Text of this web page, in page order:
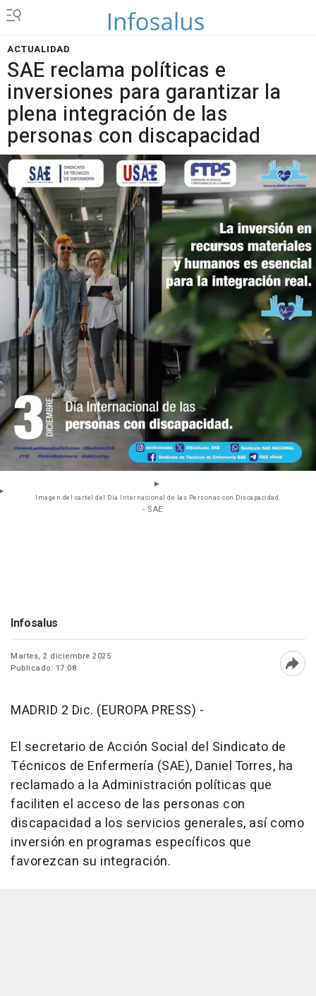
ACTUALIDAD
SAE reclama políticas e
inversiones para garantizar la
plena integración de las
personas con discapacidad
Imagen del cartel del Día Internacional de las Personas con Discapacidad.
- SAE
Infosalus
Martes, 2 diciembre 2025
Publicado: 17:08
MADRID 2 Dic. (EUROPA PRESS) -
El secretario de Acción Social del Sindicato de
Técnicos de Enfermería (SAE), Daniel Torres, ha
reclamado a la Administración políticas que
faciliten el acceso de las personas con
discapacidad a los servicios generales, así como
inversión en programas específicos que
favorezcan su integración.